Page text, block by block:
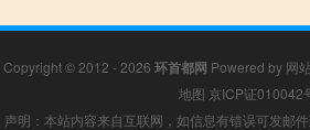
Copyright © 2012 - 2026 环首都网 Powered by 网
地图 京ICP证010042
声明：本站内容来自互联网，如信息有错误可发邮